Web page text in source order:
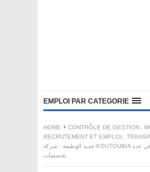
EMPLOI PAR CATEGORIE
HOME CONTRÔLE DE GESTION ,
RECRUTEMENT ET EMPLOI ,
جديد الوظيفة : شركة KOUTOUBIA تعلن عن حملة توظيف في عدة
تخصصات